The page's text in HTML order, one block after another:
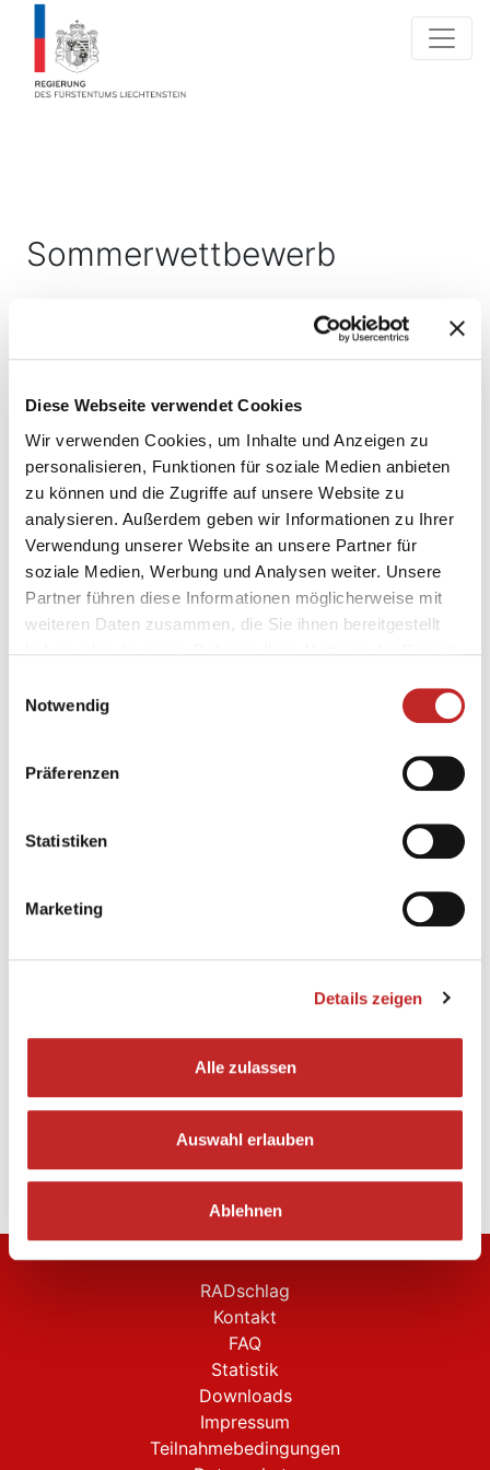
Diese Webseite verwendet Cookies
Wir verwenden Cookies, um Inhalte und Anzeigen zu
personalisieren, Funktionen für soziale Medien anbieten
zu können und die Zugriffe auf unsere Website zu
analysieren. Außerdem geben wir Informationen zu Ihrer
Verwendung unserer Website an unsere Partner für
soziale Medien, Werbung und Analysen weiter. Unsere
Partner führen diese Informationen möglicherweise mit
weiteren Daten zusammen, die Sie ihnen bereitgestellt
Notwendig
Präferenzen
Statistiken
Marketing
Details zeigen
Alle zulassen
Auswahl erlauben
Ablehnen
Sommerwettbewerb
00:05 - 23:55 Uhr 23:55 Uhr
Der Sommerwettbewerb läuft vom 01.04.2026 bis
31.10.2026
Die Anmeldung ist ab sofort möglich.
Mit 500 gefahrenen Kilometer nimmst du an der
Verlosung teil.
Teilnahmeberechtigt sind in Liechtenstein wohnhafte
und/oder arbeitnehmende Personen, mindestens 14
Die Teilnahme ist kostenlos.
RADschlag
Kontakt
FAQ
Statistik
Downloads
Impressum
Teilnahmebedingungen